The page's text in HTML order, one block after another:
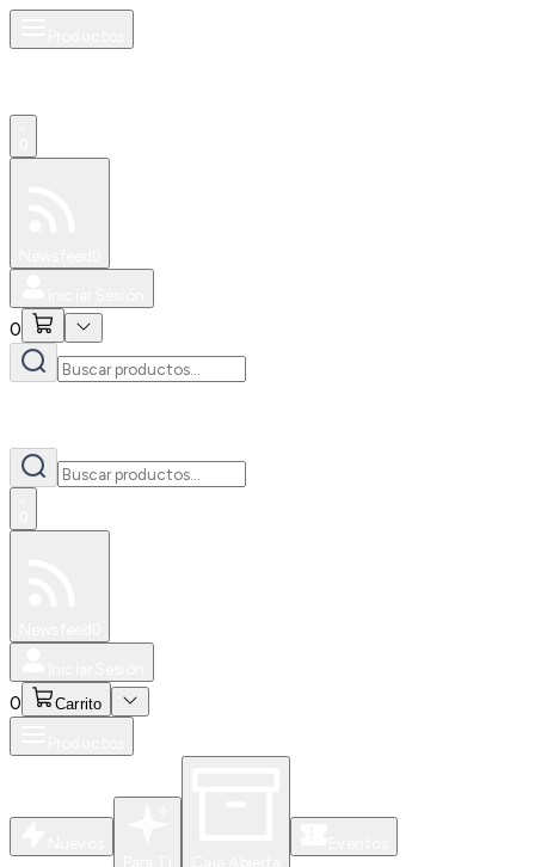
0
0 Carrito